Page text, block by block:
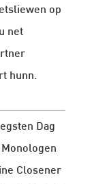
op
net
hunn.
Dag
Closener